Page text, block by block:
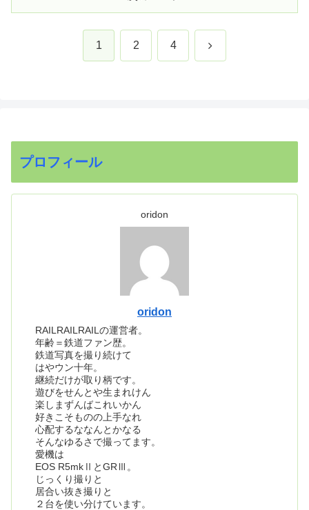
1 2 4 次
プロフィール
oridon
oridon
RAILRAILRAILの運営者。
年齢＝鉄道ファン歴。
鉄道写真を撮り続けて
はやウン十年。
継続だけが取り柄です。
遊びをせんとや生まれけん
楽しまずんばこれいかん
好きこそものの上手なれ
心配するななんとかなる
そんなゆるさで撮ってます。
愛機は
EOS R5mkⅡとGRⅢ。
じっくり撮りと
居合い抜き撮りと
２台を使い分けています。